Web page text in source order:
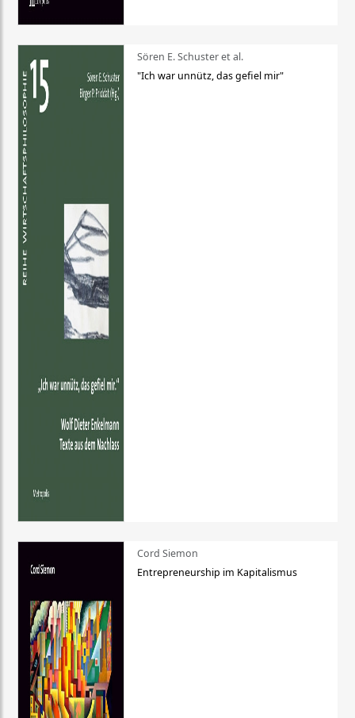
Sören E. Schuster et al.
"Ich war unnütz, das gefiel mir"
Cord Siemon
Entrepreneurship im Kapitalismus